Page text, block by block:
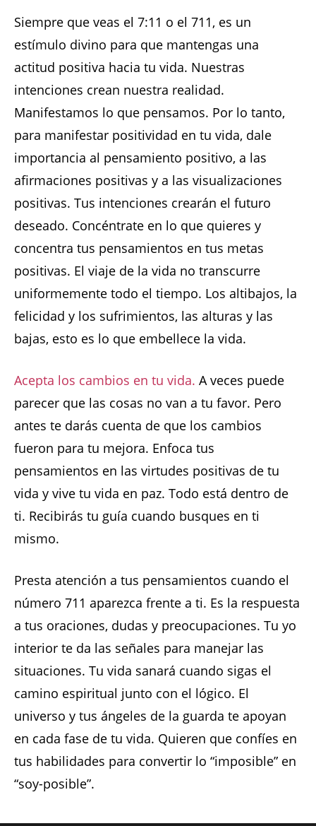
Siempre que veas el 7:11 o el 711, es un
estímulo divino para que mantengas una
actitud positiva hacia tu vida. Nuestras
intenciones crean nuestra realidad.
Manifestamos lo que pensamos. Por lo tanto,
para manifestar positividad en tu vida, dale
importancia al pensamiento positivo, a las
afirmaciones positivas y a las visualizaciones
positivas. Tus intenciones crearán el futuro
deseado. Concéntrate en lo que quieres y
concentra tus pensamientos en tus metas
positivas. El viaje de la vida no transcurre
uniformemente todo el tiempo. Los altibajos, la
felicidad y los sufrimientos, las alturas y las
bajas, esto es lo que embellece la vida.
Acepta los cambios en tu vida. A veces puede
parecer que las cosas no van a tu favor. Pero
antes te darás cuenta de que los cambios
fueron para tu mejora. Enfoca tus
pensamientos en las virtudes positivas de tu
vida y vive tu vida en paz. Todo está dentro de
ti. Recibirás tu guía cuando busques en ti
mismo.
Presta atención a tus pensamientos cuando el
número 711 aparezca frente a ti. Es la respuesta
a tus oraciones, dudas y preocupaciones. Tu yo
interior te da las señales para manejar las
situaciones. Tu vida sanará cuando sigas el
camino espiritual junto con el lógico. El
universo y tus ángeles de la guarda te apoyan
en cada fase de tu vida. Quieren que confíes en
tus habilidades para convertir lo “imposible” en
“soy-posible”.